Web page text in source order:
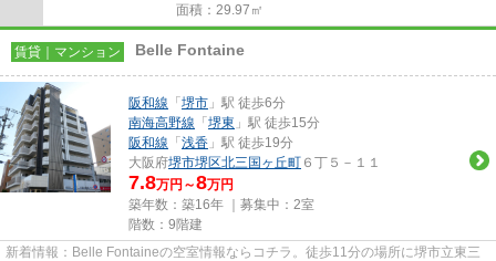
面積：29.97㎡
賃貸｜マンション Belle Fontaine
阪和線 「 堺市 」駅 徒歩6分
南海高野線 「 堺東 」駅 徒歩15分
阪和線 「 浅香 」駅 徒歩19分
大阪府堺市堺区北三国ヶ丘町 ６丁５－１１
7.8万円～8万円
築年数：築16年 ｜募集中： 2室
階数：9階建
新着情報：Belle Fontaineの空室情報ならコチラ。徒歩11分の場所に堺市立東三